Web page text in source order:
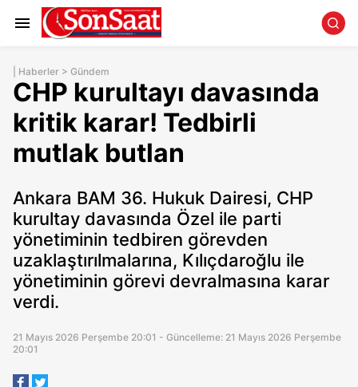
Haberler > Gündem
CHP kurultayı davasında
kritik karar! Tedbirli
mutlak butlan
Ankara BAM 36. Hukuk Dairesi, CHP
kurultay davasında Özel ile parti
yönetiminin tedbiren görevden
uzaklaştırılmalarına, Kılıçdaroğlu ile
yönetiminin görevi devralmasına karar
verdi.
21 Mayıs 2026 Perşembe 20:01 - Güncelleme: 21 Mayıs 2026 Perşembe
20:01